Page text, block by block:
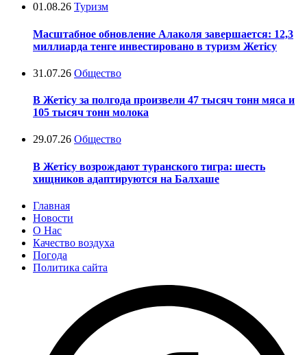
01.08.26 Туризм
Масштабное обновление Алаколя завершается: 12,3
миллиарда тенге инвестировано в туризм Жетісу
31.07.26 Общество
В Жетісу за полгода произвели 47 тысяч тонн мяса и
105 тысяч тонн молока
29.07.26 Общество
В Жетісу возрождают туранского тигра: шесть
хищников адаптируются на Балхаше
Главная
Новости
О Нас
Качество воздуха
Погода
Политика сайта